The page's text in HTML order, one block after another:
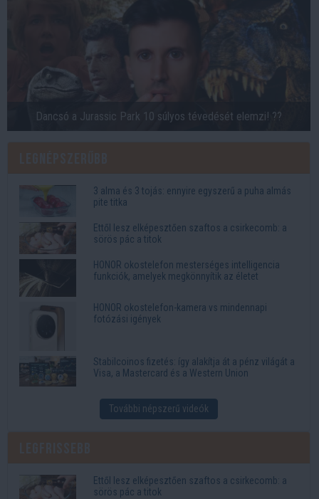
Dancsó a Jurassic Park 10 súlyos tévedését elemzi! ??
3 alma és 3 tojás: ennyire egyszerű a puha almás
pite titka
Ettől lesz elképesztően szaftos a csirkecomb: a
sörös pác a titok
HONOR okostelefon mesterséges intelligencia
funkciók, amelyek megkönnyítik az életet
HONOR okostelefon-kamera vs mindennapi
fotózási igények
Stabilcoinos fizetés: így alakítja át a pénz világát a
Visa, a Mastercard és a Western Union
További népszerű videók
Ettől lesz elképesztően szaftos a csirkecomb: a
sörös pác a titok